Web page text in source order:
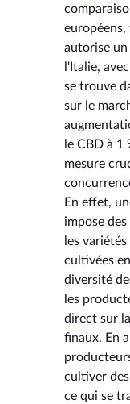
européens,
autorise un
l'Italie,
se trouve
sur le
le CBD à 1
mesure
En effet,
impose
les
cultivées
diversité
les
direct sur
finaux. En
cultiver
ce qui se